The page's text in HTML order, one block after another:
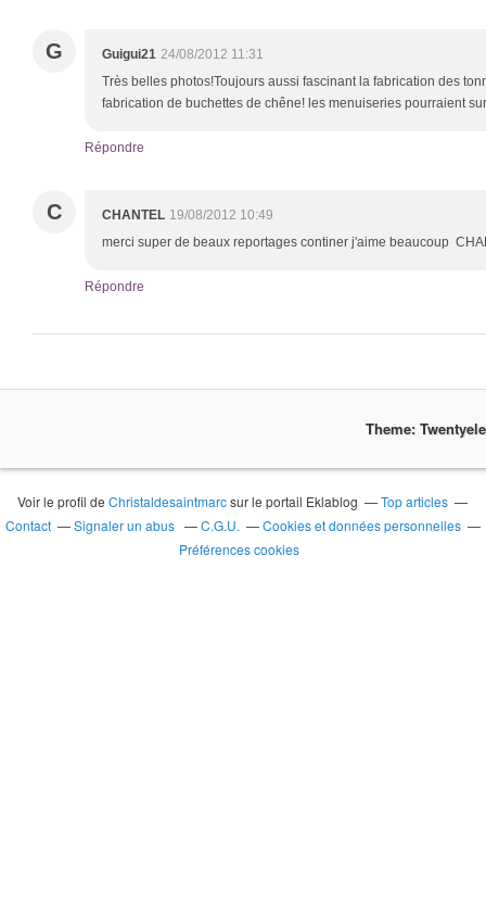
G Guigui21 24/08/2012 11:31
Très belles photos!Toujours aussi fascinant la fabrication des
fabrication de buchettes de chêne! les menuiseries pourraient
Répondre
C CHANTEL 19/08/2012 10:49
merci super de beaux reportages continer j'aime beaucoup
Répondre
Theme:
Voir le profil deChristaldesaintmarcsur le portail Eklablog
Top articles
Contact
Signaler un abus C.G.U.
Cookies et données personnelles
Préférences cookies